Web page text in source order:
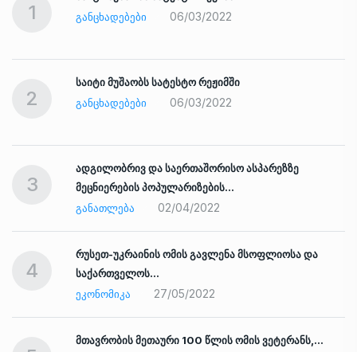
1
ᲒᲐᲜᲪᲮᲐᲓᲔᲑᲔᲑᲘ
06/03/2022
2
საიტი მუშაობს სატესტო რეჟიმში
ᲒᲐᲜᲪᲮᲐᲓᲔᲑᲔᲑᲘ
06/03/2022
3
ადგილობრივ და საერთაშორისო ასპარეზზე
მეცნიერების პოპულარიზების…
ᲒᲐᲜᲐᲗᲚᲔᲑᲐ
02/04/2022
4
რუსეთ-უკრაინის ომის გავლენა მსოფლიოსა და
საქართველოს…
ᲔᲙᲝᲜᲝᲛᲘᲙᲐ
27/05/2022
მთავრობის მეთაური 100 წლის ომის ვეტერანს,…